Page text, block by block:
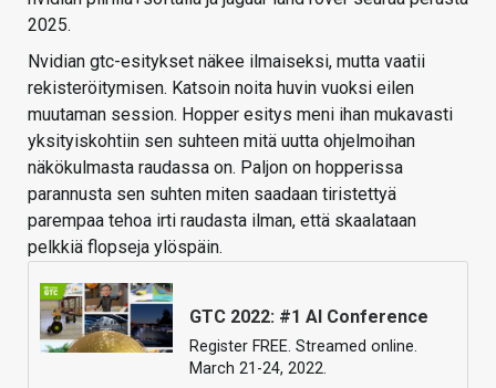
2025.
Nvidian gtc-esitykset näkee ilmaiseksi, mutta vaatii
rekisteröitymisen. Katsoin noita huvin vuoksi eilen
muutaman session. Hopper esitys meni ihan mukavasti
yksityiskohtiin sen suhteen mitä uutta ohjelmoihan
näkökulmasta raudassa on. Paljon on hopperissa
parannusta sen suhten miten saadaan tiristettyä
parempaa tehoa irti raudasta ilman, että skaalataan
pelkkiä flopseja ylöspäin.
GTC 2022: #1 AI Conference
Register FREE. Streamed online.
March 21-24, 2022.